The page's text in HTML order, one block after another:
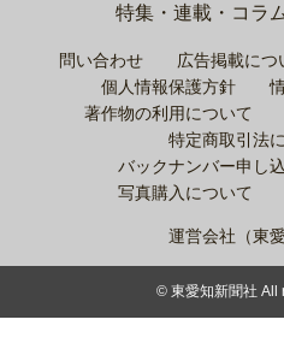
特集・連載・コラ
問い合わせ 広告掲載につ
個人情報保護方針
著作物の利用について
特定商取引法
バックナンバー申し
写真購入について
運営会社（東
© 東愛知新聞社 All